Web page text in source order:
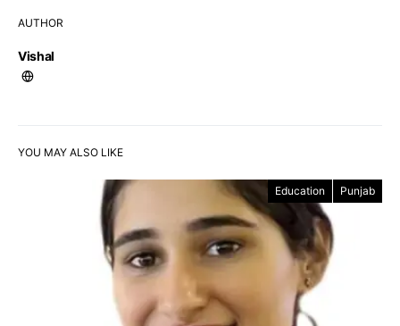
AUTHOR
Vishal
YOU MAY ALSO LIKE
Education Punjab